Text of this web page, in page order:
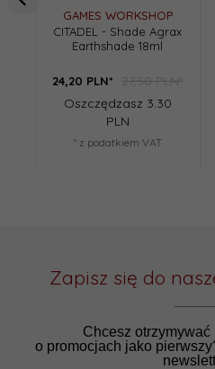
GAMES WORKSHOP
CITADEL - Shade Agrax
Earthshade 18ml
24,20 PLN*
27,50 PLN*
Oszczędzasz 3.30
PLN
* z podatkiem VAT
Zapisz się do
Chcesz
o promocjach jako